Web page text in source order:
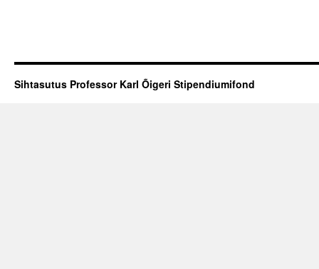
Sihtasutus Professor Karl Õigeri Stipendiumifond